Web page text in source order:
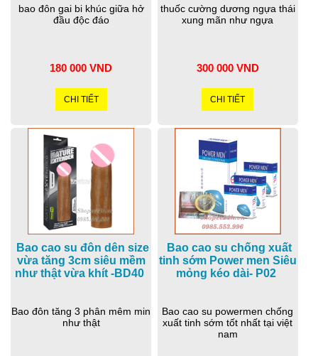
bao đôn gai bi khúc giữa hở
đầu độc đáo
180 000 VND
CHI TIẾT
thuốc cường dương ngựa thái
xung mãn như ngựa
300 000 VND
CHI TIẾT
Bao cao su đôn dên size
vừa tăng 3cm siêu mềm
như thật vừa khít -BD40
Bao đôn tăng 3 phân mêm min
như thật
Bao cao su chống xuất
tinh sớm Power men Siêu
mỏng kéo dài- P02
Bao cao su powermen chống
xuất tinh sớm tốt nhất tại việt
nam